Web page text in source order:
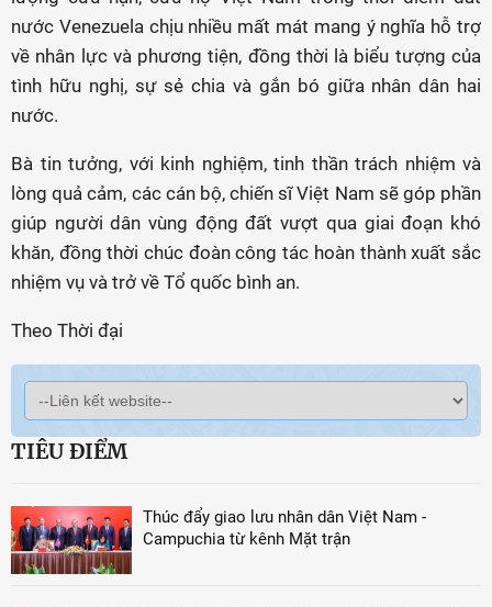
nước Venezuela chịu nhiều mất mát mang ý nghĩa hỗ trợ
về nhân lực và phương tiện, đồng thời là biểu tượng của
tình hữu nghị, sự sẻ chia và gắn bó giữa nhân dân hai
nước.
Bà tin tưởng, với kinh nghiệm, tinh thần trách nhiệm và
lòng quả cảm, các cán bộ, chiến sĩ Việt Nam sẽ góp phần
giúp người dân vùng động đất vượt qua giai đoạn khó
khăn, đồng thời chúc đoàn công tác hoàn thành xuất sắc
nhiệm vụ và trở về Tổ quốc bình an.
Theo Thời đại
TIÊU ĐIỂM
Thúc đẩy giao lưu nhân dân Việt Nam -
Campuchia từ kênh Mặt trận